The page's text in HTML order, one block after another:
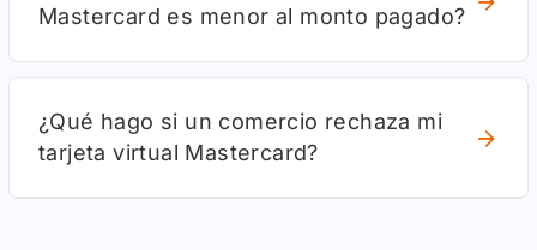
Mastercard es menor al monto pagado?
¿Qué hago si un comercio rechaza mi
tarjeta virtual Mastercard?